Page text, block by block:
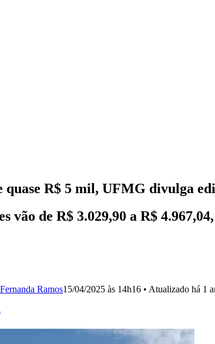
quase R$ 5 mil, UFMG divulga
vão de R$ 3.029,90 a R$
Ramos15/04/2025 às 14h16 • Atualizado há 1